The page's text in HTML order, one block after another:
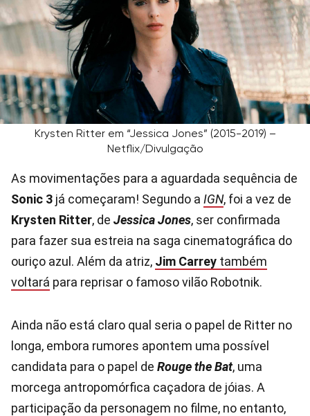
Krysten Ritter em “Jessica Jones” (2015-2019) –
Netflix/Divulgação
As movimentações para a aguardada sequência de
Sonic 3 já começaram! Segundo a IGN, foi a vez de
Krysten Ritter, de Jessica Jones, ser confirmada
para fazer sua estreia na saga cinematográfica do
ouriço azul. Além da atriz, Jim Carrey também
voltará para reprisar o famoso vilão Robotnik.
Ainda não está claro qual seria o papel de Ritter no
longa, embora rumores apontem uma possível
candidata para o papel de Rouge the Bat, uma
morcega antropomórfica caçadora de jóias. A
participação da personagem no filme, no entanto,